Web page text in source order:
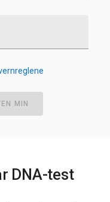
MIN
DNA-test